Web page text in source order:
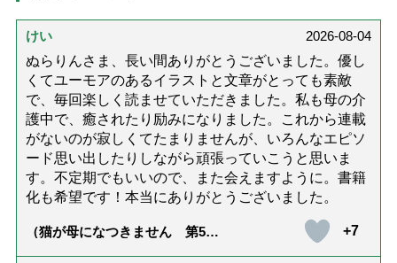
けい
2026-08-04
ぬらりんさま、長い間ありがとうございました。優し
くてユーモアのあるイラストと文章がとっても素敵
で、毎回楽しく読ませていただきました。私も母の介
護中で、癒されたり励みになりました。これから連載
がないのが寂しくてたまりませんが、いろんなエピソ
ード思い出したりしながら頑張っていこうと思いま
す。不定期でもいいので、また会えますように。書籍
化も希望です！本当にありがとうございました。
（猫が母になつきません 第500
+7